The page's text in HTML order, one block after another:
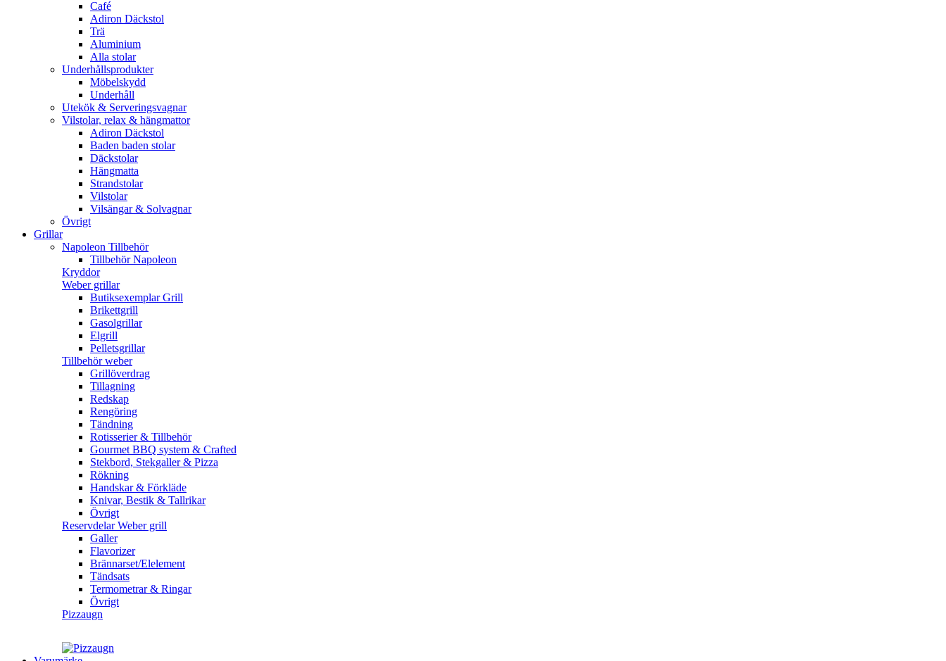
Café
Adiron Däckstol
Trä
Aluminium
Alla stolar
Underhållsprodukter
Möbelskydd
Underhåll
Utekök & Serveringsvagnar
Vilstolar, relax & hängmattor
Adiron Däckstol
Baden baden stolar
Däckstolar
Hängmatta
Strandstolar
Vilstolar
Vilsängar & Solvagnar
Övrigt
Grillar
Napoleon Tillbehör
Tillbehör Napoleon
Kryddor
Weber grillar
Butiksexemplar Grill
Brikettgrill
Gasolgrillar
Elgrill
Pelletsgrillar
Tillbehör weber
Grillöverdrag
Tillagning
Redskap
Rengöring
Tändning
Rotisserier & Tillbehör
Gourmet BBQ system & Crafted
Stekbord, Stekgaller & Pizza
Rökning
Handskar & Förkläde
Knivar, Bestik & Tallrikar
Övrigt
Reservdelar Weber grill
Galler
Flavorizer
Brännarset/Elelement
Tändsats
Termometrar & Ringar
Övrigt
Pizzaugn